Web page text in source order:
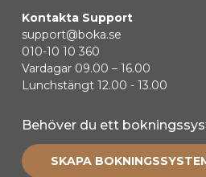
Kontakta Support
support@boka.se
010-10 10 360
Vardagar 09.00 – 16.00
Lunchstängt 12.00 - 13.00
Behöver du ett
SKAPA